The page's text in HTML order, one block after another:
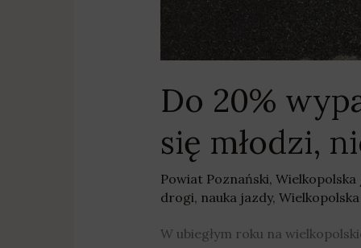
Do 20%
się młodzi,
Powiat Poznański, Wielkopolska
drogi, nauka jazdy, Wielkopolska
W ubiegłym roku na